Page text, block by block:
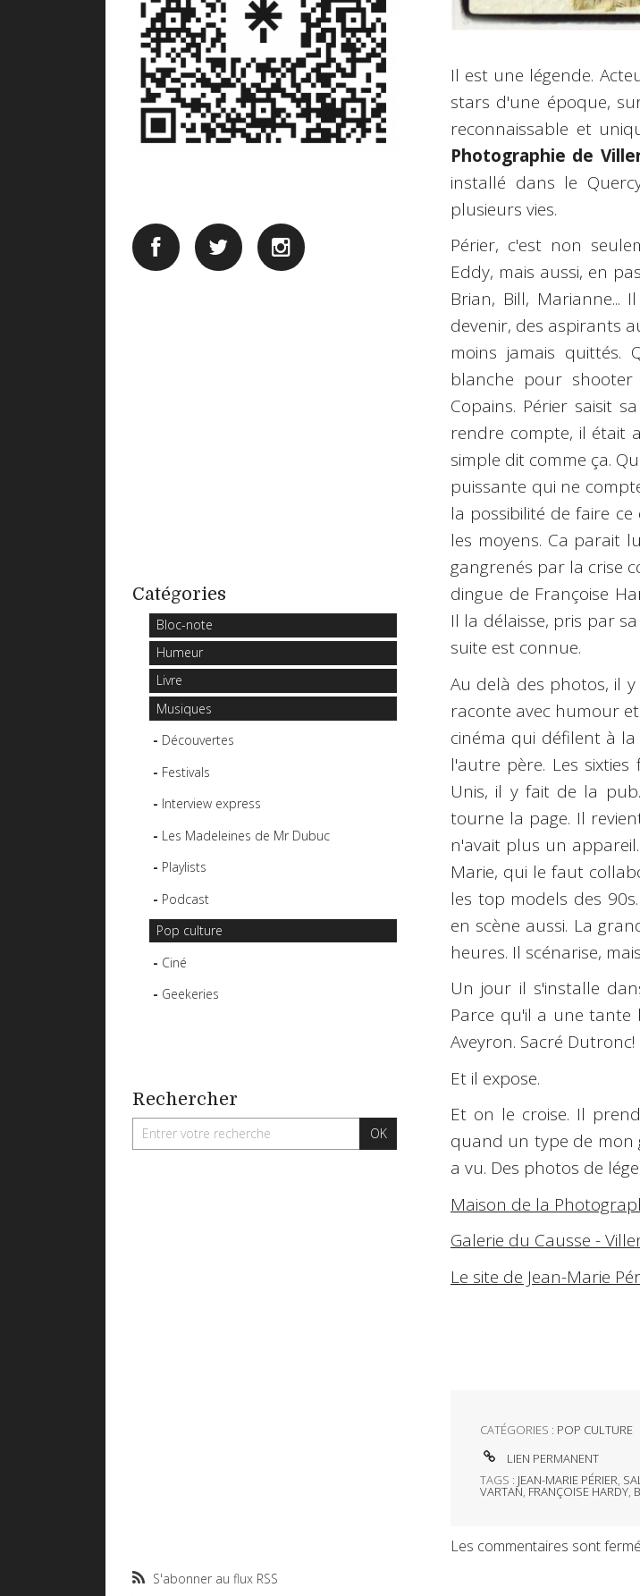
Catégories
Bloc-note
Humeur
Livre
Musiques
Découvertes
Festivals
Interview express
Les Madeleines de Mr Dubuc
Playlists
Podcast
Pop culture
Ciné
Geekeries
Rechercher
S'abonner au flux RSS
Il est une légende.
stars d'une époque,
reconnaissable et
Photographie de
installé dans le
plusieurs vies.
Périer, c'est non
Eddy, mais aussi, en
Brian, Bill,
devenir, des aspirants
moins jamais quittés.
blanche pour
Copains. Périer saisit
rendre compte, il était
simple dit comme ça.
puissante qui ne
la possibilité de faire
les moyens. Ca parait
gangrenés par la crise
dingue de Françoise
Il la délaisse, pris par
suite est connue.
Au delà des photos, il
raconte avec humour
cinéma qui défilent à la
l'autre père. Les
Unis, il y fait de la
tourne la page. Il
n'avait plus un
Marie, qui le faut
les top models des
en scène aussi. La
heures. Il scénarise,
Un jour il s'installe
Parce qu'il a une tante
Aveyron. Sacré Dutronc!
Et il expose.
Et on le croise. Il
quand un type de mon
a vu. Des photos de
Maison de la
Galerie du Causse -
Le site de Jean-Marie
CATÉGORIES : POP CULTURE
LIEN PERMANENT
TAGS : JEAN-MARIE PÉRIER,
VARTAN, FRANÇOISE HARDY,
Les commentaires sont